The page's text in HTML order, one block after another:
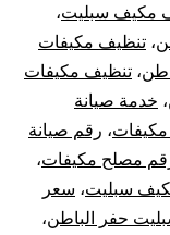
مكيف سبليت،
، تنظيف مكيفات
، تنظيف مكيفات
، خدمة صيانة
، رقم صيانة
مصلح مكيفات،
سبليت، سعر
حفر الباطن،